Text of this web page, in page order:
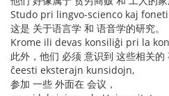
Studo pri lingvo-scienco kaj
这是 关于语言学 和 语音学的研究。
Krome ili devas konsiliĝi pri la
此外，他们 必须 意识到 这些相关的
ĉeesti eksterajn kunsidojn,
参加 一些 外面在 会议，